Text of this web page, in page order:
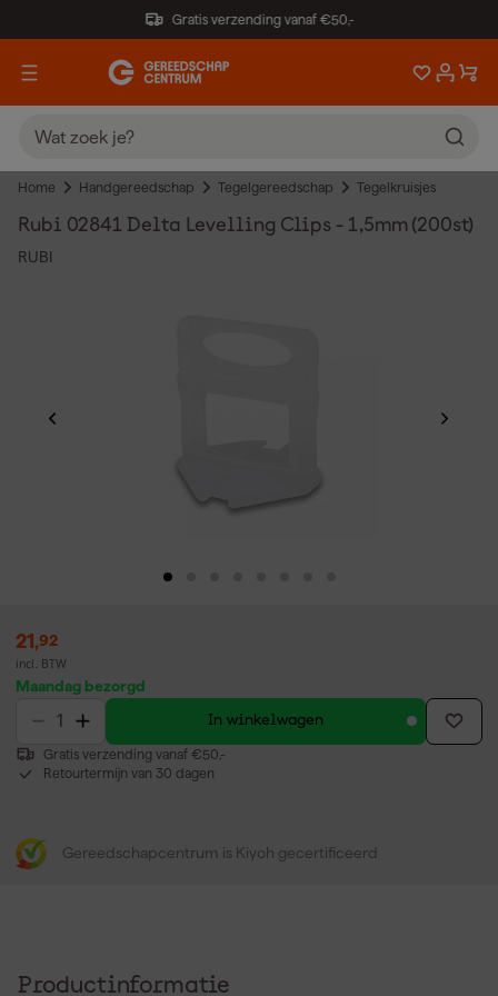
Gratis verzending vanaf €50,-
Home Handgereedschap Tegelgereedschap Tegelkruisjes
Rubi 02841 Delta Levelling Clips - 1,5mm (200st)
RUBI
21,92
incl. BTW
Maandag bezorgd
In winkelwagen
Gratis verzending vanaf €50,-
Retourtermijn van 30 dagen
Gereedschapcentrum is Kiyoh gecertificeerd
Productinformatie